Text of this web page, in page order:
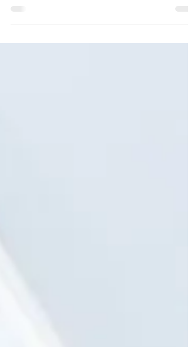
s'unissent pour créer le Parasol de Cherbourg,
un produit haut de gamme 100 % français.